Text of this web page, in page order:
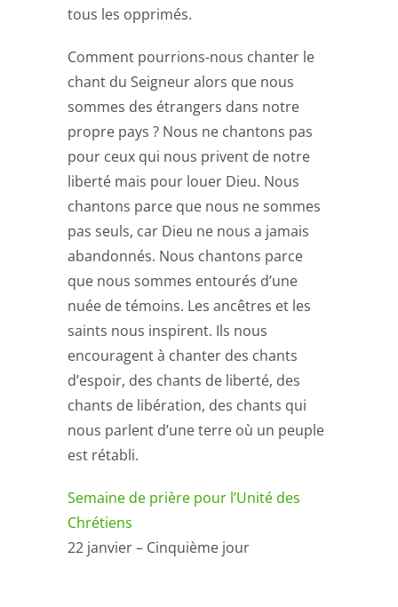
tous les opprimés.
Comment pourrions-nous chanter le
chant du Seigneur alors que nous
sommes des étrangers dans notre
propre pays ? Nous ne chantons pas
pour ceux qui nous privent de notre
liberté mais pour louer Dieu. Nous
chantons parce que nous ne sommes
pas seuls, car Dieu ne nous a jamais
abandonnés. Nous chantons parce
que nous sommes entourés d’une
nuée de témoins. Les ancêtres et les
saints nous inspirent. Ils nous
encouragent à chanter des chants
d’espoir, des chants de liberté, des
chants de libération, des chants qui
nous parlent d’une terre où un peuple
est rétabli.
Semaine de prière pour l’Unité des
Chrétiens
22 janvier – Cinquième jour